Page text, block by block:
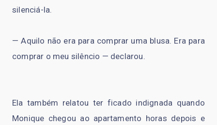
silenciá-la.
— Aquilo não era para comprar uma blusa. Era para
comprar o meu silêncio — declarou.
Ela também relatou ter ficado indignada quando
Monique chegou ao apartamento horas depois e